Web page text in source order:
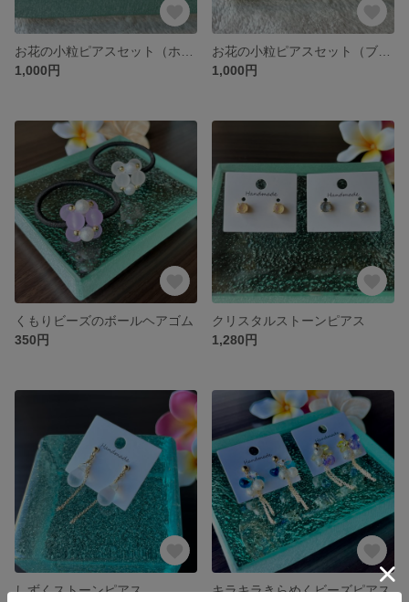
1,000円
1,000円
くもりビーズのボールヘアゴム
350円
クリスタルストーンピアス
1,280円
しずくストーンピアス
キラキラきらめくビーズピアス